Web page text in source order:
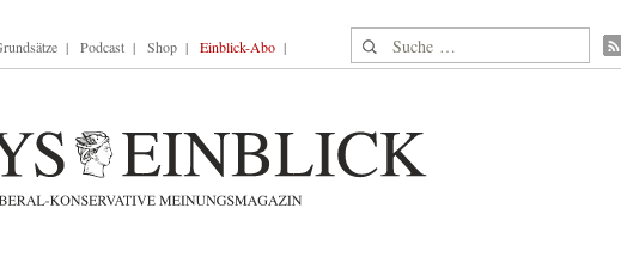
Podcast Shop Einblick-Abo Suche nach: